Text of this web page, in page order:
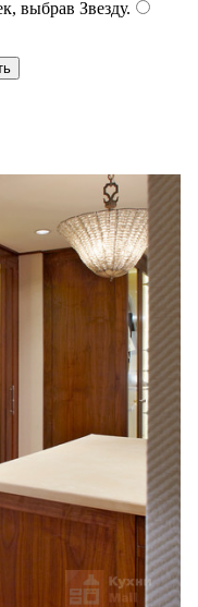
выбрав Звезду.